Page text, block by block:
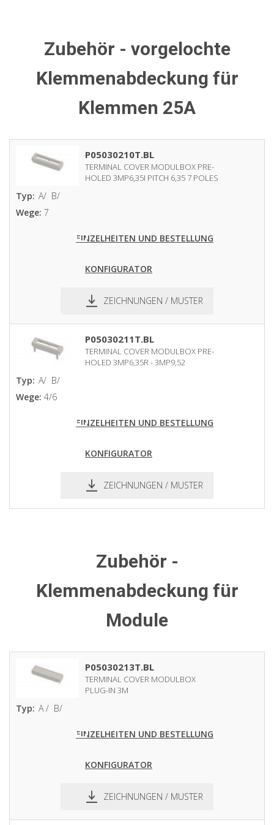
Zubehör - vorgelochte
Klemmenabdeckung für
Klemmen 25A
P05030210T.BL
TERMINAL COVER MODULBOX PRE-
HOLED 3MP6,35I PITCH 6,35 7 POLES
Typ: A/ B/
Wege: 7
EINZELHEITEN UND BESTELLUNG
KONFIGURATOR
ZEICHNUNGEN / MUSTER
P05030211T.BL
TERMINAL COVER MODULBOX PRE-
HOLED 3MP6,35R - 3MP9,52
Typ: A/ B/
Wege: 4/6
EINZELHEITEN UND BESTELLUNG
KONFIGURATOR
ZEICHNUNGEN / MUSTER
Zubehör -
Klemmenabdeckung für
Module
P05030213T.BL
TERMINAL COVER MODULBOX
PLUG-IN 3M
Typ: A / B/
EINZELHEITEN UND BESTELLUNG
KONFIGURATOR
ZEICHNUNGEN / MUSTER